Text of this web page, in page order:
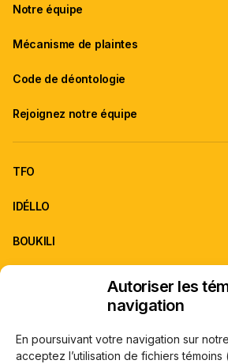
Autoriser les
navigation
En poursuivant votre navigation sur
acceptez l’utilisation de fichiers témoins
Notre équipe
Mécanisme de plaintes
Code de déontologie
Rejoignez notre équipe
TFO
IDÉLLO
BOUKILI
ONFR est la franchise d'information de TFO.
Carrières
(TFO) 2026